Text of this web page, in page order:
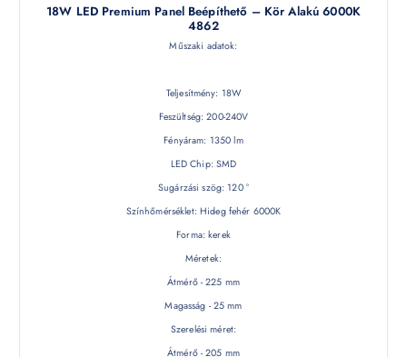
18W LED Premium Panel Beépíthető – Kör Alakú 6000K
4862
Műszaki adatok:
Teljesítmény: 18W
Feszültség: 200-240V
Fényáram: 1350 lm
LED Chip: SMD
Sugárzási szög: 120 °
Színhőmérséklet: Hideg fehér 6000K
Forma: kerek
Méretek:
Átmérő - 225 mm
Magasság - 25 mm
Szerelési méret:
Átmérő - 205 mm